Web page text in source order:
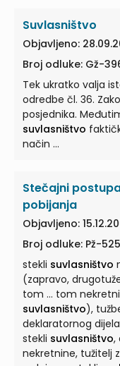
Suvlasništvo
Objavljeno:
Broj odluke: Gž-
Tek ukratko valja
odredbe čl. 36.
posjednika.
suvlasništvo
način ...
Stečajni
pobijanja
Objavljeno:
Broj odluke: Pž-
stekli suvlasništvo
(zapravo,
tom ... tom
suvlasništvo),
deklaratornog
stekli suvlasništvo,
nekretnine, tužitelj